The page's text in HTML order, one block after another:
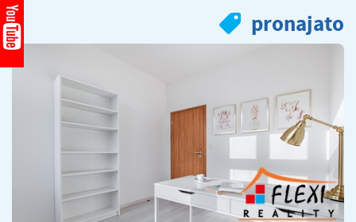
pronajato